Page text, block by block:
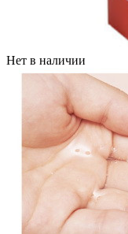
Нет в наличии